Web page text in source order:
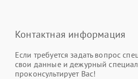
Контактная информация
Если требуется задать вопрос
свои данные и дежурный
проконсультирует Вас!